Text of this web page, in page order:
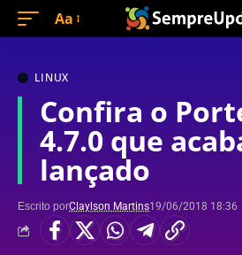
Aa
LINUX
Confira o
4.7.0 que
lançado
Escrito porClaylson Martins19/06/2018 18:36